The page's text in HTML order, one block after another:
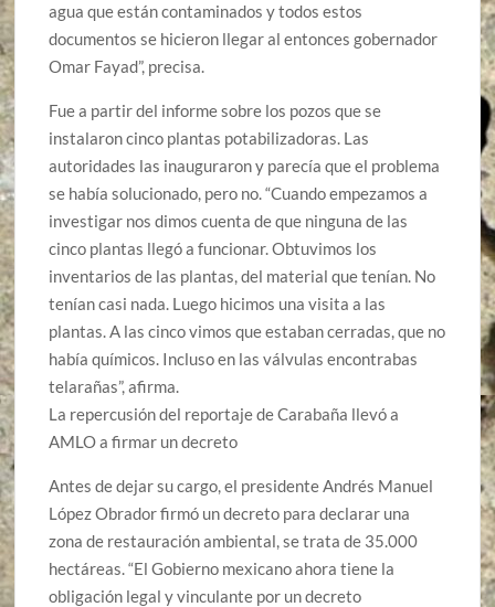
agua que están contaminados y todos estos
documentos se hicieron llegar al entonces gobernador
Omar Fayad”, precisa.
Fue a partir del informe sobre los pozos que se
instalaron cinco plantas potabilizadoras. Las
autoridades las inauguraron y parecía que el problema
se había solucionado, pero no. “Cuando empezamos a
investigar nos dimos cuenta de que ninguna de las
cinco plantas llegó a funcionar. Obtuvimos los
inventarios de las plantas, del material que tenían. No
tenían casi nada. Luego hicimos una visita a las
plantas. A las cinco vimos que estaban cerradas, que no
había químicos. Incluso en las válvulas encontrabas
telarañas”, afirma.
La repercusión del reportaje de Carabaña llevó a
AMLO a firmar un decreto
Antes de dejar su cargo, el presidente Andrés Manuel
López Obrador firmó un decreto para declarar una
zona de restauración ambiental, se trata de 35.000
hectáreas. “El Gobierno mexicano ahora tiene la
obligación legal y vinculante por un decreto